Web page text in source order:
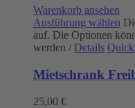
Warenkorb ansehen
Ausführung wählen
auf. Die Optionen
werden / Details
Mietschrank
25,00 €